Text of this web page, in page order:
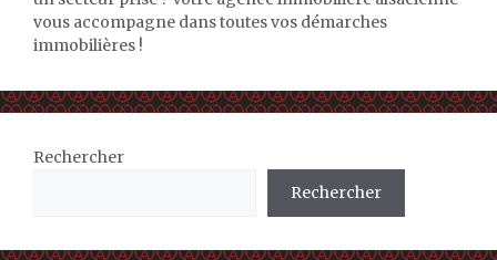
vous accompagne dans toutes vos démarches
immobilières !
Rechercher
Rechercher